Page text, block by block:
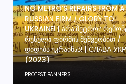
NO METRO’S REPAIRS FROM A
RUSSIAN FIRM / GLORY TO
UKRAINE! | ᲐᲠᲐ ᲛᲔᲢᲠᲝᲡ
ᲠᲣᲡᲣᲚᲘ ᲤᲘᲠᲛᲘᲡ ᲛᲔᲨᲕᲔᲝᲑᲘᲗ /
ᲓᲘᲓᲔᲑᲐ ᲣᲙᲠᲐᲘᲜᲐᲡ! | СЛАВА
(2023)
PROTEST BANNERS